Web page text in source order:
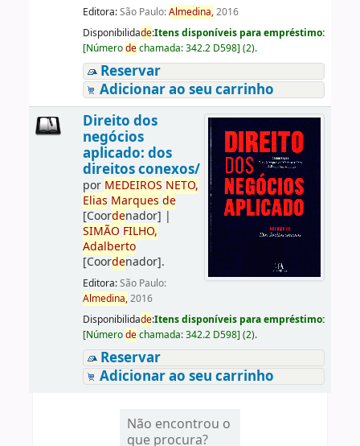
Editora:São Paulo:Almedina,2016
Disponibilidade:Itens disponíveis para empréstimo:
[Númerodechamada:342.2 D598] (2).
Reservar
Adicionar ao seu carrinho
Direito dos
negócios
aplicado: dos
direitos conexos/
por MEDEIROS NETO,
Elias Marques de
[Coordenador] |
SIMÃO FILHO,
Adalberto
[Coordenador].
Editora:São Paulo:
Almedina,2016
Disponibilidade:Itens disponíveis para empréstimo:
[Númerodechamada:342.2 D598] (2).
Reservar
Adicionar ao seu carrinho
Não encontrou o
que procura?